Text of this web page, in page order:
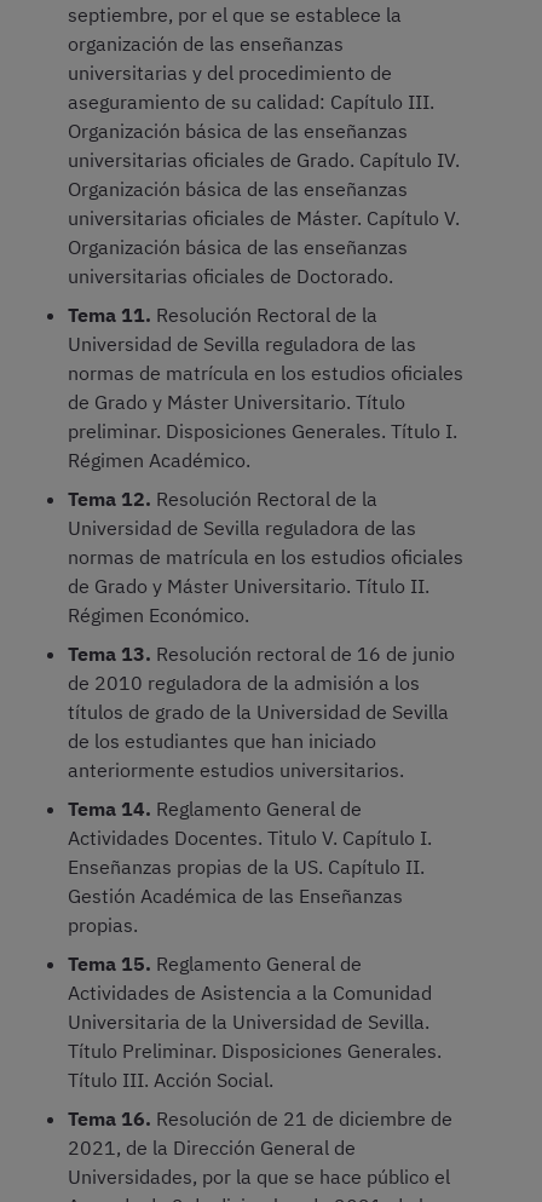
septiembre, por el que se establece la
organización de las enseñanzas
universitarias y del procedimiento de
aseguramiento de su calidad: Capítulo III.
Organización básica de las enseñanzas
universitarias oficiales de Grado. Capítulo IV.
Organización básica de las enseñanzas
universitarias oficiales de Máster. Capítulo V.
Organización básica de las enseñanzas
universitarias oficiales de Doctorado.
Tema 11. Resolución Rectoral de la
Universidad de Sevilla reguladora de las
normas de matrícula en los estudios oficiales
de Grado y Máster Universitario. Título
preliminar. Disposiciones Generales. Título I.
Régimen Académico.
Tema 12. Resolución Rectoral de la
Universidad de Sevilla reguladora de las
normas de matrícula en los estudios oficiales
de Grado y Máster Universitario. Título II.
Régimen Económico.
Tema 13. Resolución rectoral de 16 de junio
de 2010 reguladora de la admisión a los
títulos de grado de la Universidad de Sevilla
de los estudiantes que han iniciado
anteriormente estudios universitarios.
Tema 14. Reglamento General de
Actividades Docentes. Titulo V. Capítulo I.
Enseñanzas propias de la US. Capítulo II.
Gestión Académica de las Enseñanzas
propias.
Tema 15. Reglamento General de
Actividades de Asistencia a la Comunidad
Universitaria de la Universidad de Sevilla.
Título Preliminar. Disposiciones Generales.
Título III. Acción Social.
Tema 16. Resolución de 21 de diciembre de
2021, de la Dirección General de
Universidades, por la que se hace público el